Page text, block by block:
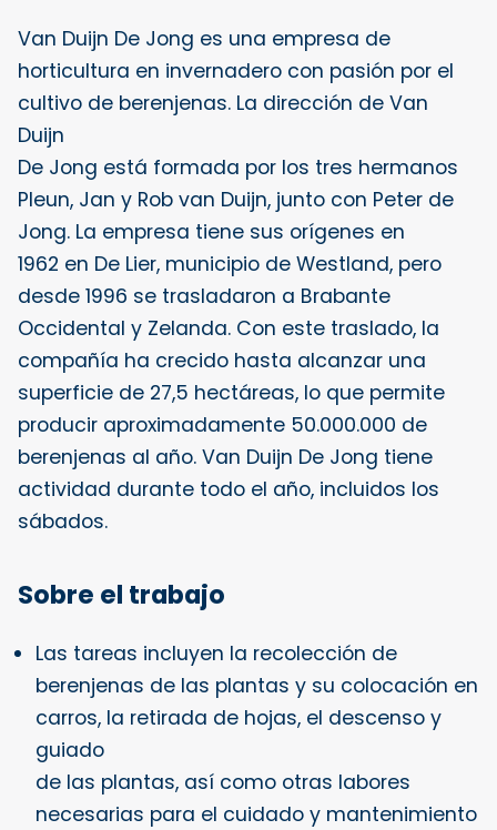
Van Duijn De Jong es una empresa de
horticultura en invernadero con pasión por el
cultivo de berenjenas. La dirección de Van
Duijn
De Jong está formada por los tres hermanos
Pleun, Jan y Rob van Duijn, junto con Peter de
Jong. La empresa tiene sus orígenes en
1962 en De Lier, municipio de Westland, pero
desde 1996 se trasladaron a Brabante
Occidental y Zelanda. Con este traslado, la
compañía ha crecido hasta alcanzar una
superficie de 27,5 hectáreas, lo que permite
producir aproximadamente 50.000.000 de
berenjenas al año. Van Duijn De Jong tiene
actividad durante todo el año, incluidos los
sábados.
Sobre el trabajo
Las tareas incluyen la recolección de
berenjenas de las plantas y su colocación en
carros, la retirada de hojas, el descenso y
guiado
de las plantas, así como otras labores
necesarias para el cuidado y mantenimiento